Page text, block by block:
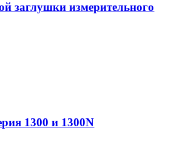
заглушки измерительного
1300 и 1300N